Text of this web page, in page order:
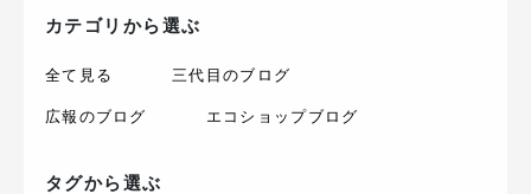
カテゴリから選ぶ
全て見る 三代目のブログ
広報のブログ エコショップブログ
タグから選ぶ